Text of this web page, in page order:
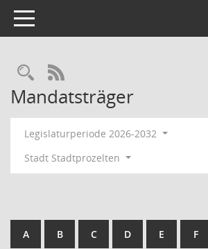
Toggle navigation
RSS-Feed
Mandatsträger
Legislaturperiode 2026-2032
Stadt Stadtprozelten
A B C D E F